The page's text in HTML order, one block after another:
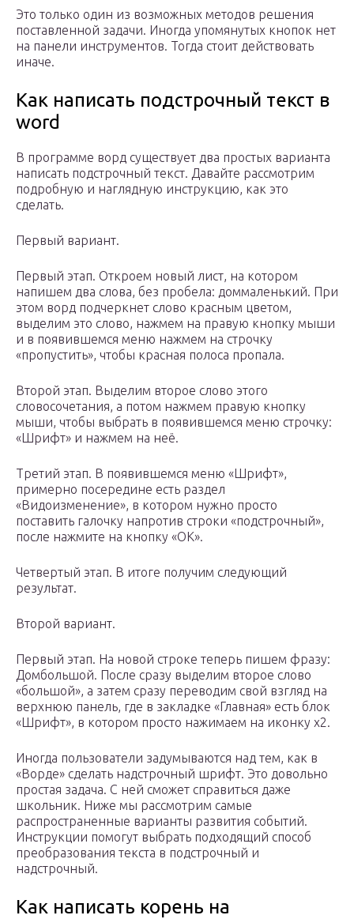
Это только один из возможных методов решения
поставленной задачи. Иногда упомянутых кнопок нет
на панели инструментов. Тогда стоит действовать
иначе.
Как написать подстрочный текст в
word
В программе ворд существует два простых варианта
написать подстрочный текст. Давайте рассмотрим
подробную и наглядную инструкцию, как это
сделать.
Первый вариант.
Первый этап. Откроем новый лист, на котором
напишем два слова, без пробела: доммаленький. При
этом ворд подчеркнет слово красным цветом,
выделим это слово, нажмем на правую кнопку мыши
и в появившемся меню нажмем на строчку
«пропустить», чтобы красная полоса пропала.
Второй этап. Выделим второе слово этого
словосочетания, а потом нажмем правую кнопку
мыши, чтобы выбрать в появившемся меню строчку:
«Шрифт» и нажмем на неё.
Третий этап. В появившемся меню «Шрифт»,
примерно посередине есть раздел
«Видоизменение», в котором нужно просто
поставить галочку напротив строки «подстрочный»,
после нажмите на кнопку «ОК».
Четвертый этап. В итоге получим следующий
результат.
Второй вариант.
Первый этап. На новой строке теперь пишем фразу:
Домбольшой. После сразу выделим второе слово
«большой», а затем сразу переводим свой взгляд на
верхнюю панель, где в закладке «Главная» есть блок
«Шрифт», в котором просто нажимаем на иконку x2.
Иногда пользователи задумываются над тем, как в
«Ворде» сделать надстрочный шрифт. Это довольно
простая задача. С ней сможет справиться даже
школьник. Ниже мы рассмотрим самые
распространенные варианты развития событий.
Инструкции помогут выбрать подходящий способ
преобразования текста в подстрочный и
надстрочный.
Как написать корень на